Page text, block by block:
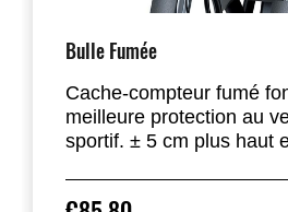
Bulle Fumée
Cache-compteur fumé
meilleure protection au
sportif. ± 5 cm plus haut